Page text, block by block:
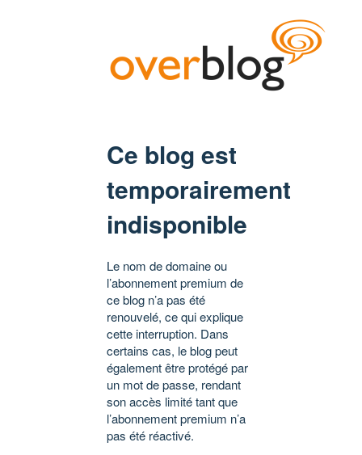
Ce blog est
temporairement
indisponible
Le nom de domaine ou
l’abonnement premium de
ce blog n’a pas été
renouvelé, ce qui explique
cette interruption. Dans
certains cas, le blog peut
également être protégé par
un mot de passe, rendant
son accès limité tant que
l’abonnement premium n’a
pas été réactivé.